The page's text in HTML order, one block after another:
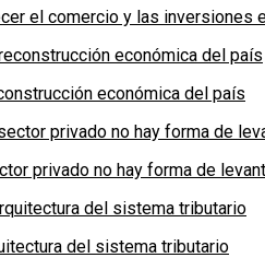
el comercio y las inversiones
económica del país
privado no hay forma de
del sistema tributario